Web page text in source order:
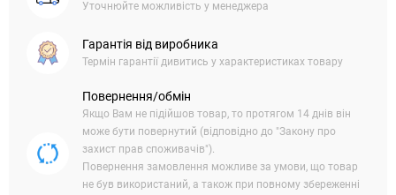
Уточнюйте можливість у менеджера
Гарантія від виробника
Термін гарантії дивитись у характеристиках товару
Повернення/обмін
Якщо Вам не підійшов товар, то протягом 14 днів він
може бути повернутий (відповідно до "Закону про
захист прав споживачів").
Повернення замовлення можливе за умови, що товар
не був використаний, а також при повному збереженні